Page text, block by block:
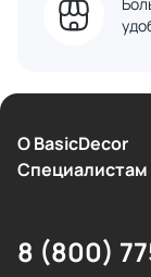
О BasicDecor
Cпециалистам
8 (800)